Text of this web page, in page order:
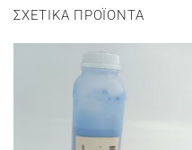
ΣΧΕΤΙΚΆ ΠΡΟΪΌΝΤΑ